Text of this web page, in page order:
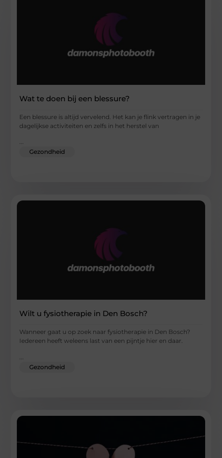
Wat te doen bij een blessure?
Een blessure is altijd vervelend. Het kan je flink vertragen in je
dagelijkse activiteiten en zelfs in het herstel van
...
Gezondheid
Wilt u fysiotherapie in Den Bosch?
Wanneer gaat u op zoek naar fysiotherapie in Den Bosch?
Iedereen heeft weleens last van een pijntje hier en daar.
Gezondheid